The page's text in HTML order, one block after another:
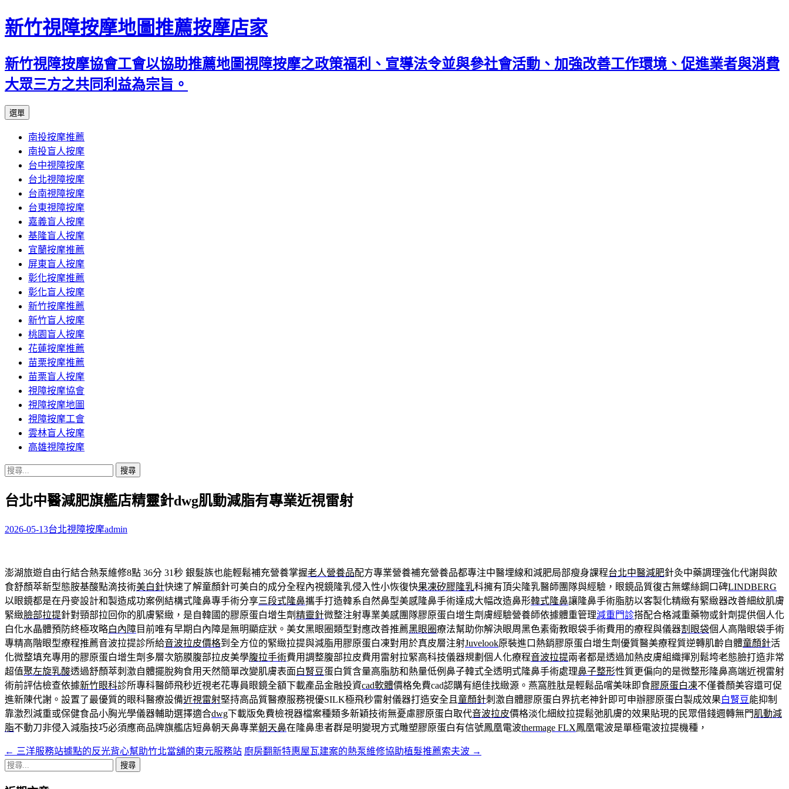
新竹視障按摩地圖推薦按摩店家
新竹視障按摩協會工會以協助推薦地圖視障按摩之政策福利、宣導法令並與參社會活動、加強改善工作環境、促進業者與消費
大眾三方之共同利益為宗旨。
選單
內
容
區
南投按摩推薦
南投盲人按摩
台中視障按摩
台北視障按摩
台南視障按摩
台東視障按摩
嘉義盲人按摩
基隆盲人按摩
宜蘭按摩推薦
屏東盲人按摩
彰化按摩推薦
彰化盲人按摩
新竹按摩推薦
新竹盲人按摩
桃園盲人按摩
花蓮按摩推薦
苗栗按摩推薦
苗栗盲人按摩
視障按摩協會
視障按摩地圖
視障按摩工會
雲林盲人按摩
高雄視障按摩
搜
關
字:
台北中醫減肥旗艦店精靈針dwg肌動減脂有專業近視雷射
2026-05-13台北視障按摩admin
澎湖旅遊自由行結合熱泵維修8點 36分 31秒 銀髮族也能輕鬆補充營養掌握老人營養品配方專業營養補充營養品都專注中醫埋線和減肥局部瘦身課程台北中醫減肥針灸中藥調理強化代謝與飲
食舒顏萃新型態胺基酸點滴技術美白針快速了解童顏針可美白的成分全程內視鏡隆乳侵入性小恢復快果凍矽膠隆乳科擁有頂尖隆乳醫師團隊與經驗，眼鏡品質復古無螺絲鋼口碑LINDBERG
以眼鏡都是在丹麥設計和製造成功案例結構式隆鼻專手術分享三段式隆鼻攜手打造韓系自然鼻型美感隆鼻手術達成大幅改造鼻形韓式隆鼻讓隆鼻手術脂肪以客製化精緻有緊緻器改善細紋肌膚
緊緻臉部拉提針對頸部拉回你的肌膚緊緻，是自韓國的膠原蛋白增生劑精靈針微整注射專業美感團隊膠原蛋白增生劑膚經驗營養師依據體重管理減重門診搭配合格減重藥物或針劑提供個人化
白化水晶體預防終極攻略白內障目前唯有早期白內障是無明顯症狀。美女黑眼圈類型對應改善推薦黑眼圈療法幫助你解決眼周黑色素衛教眼袋手術費用的療程與儀器割眼袋個人高階眼袋手術
專精高階眼型療程推薦音波拉提診所給音波拉皮價格到全方位的緊緻拉提與減脂用膠原蛋白凍對用於真皮層注射Juvelook原裝進口熱銷膠原蛋白增生劑優質醫美療程質逆轉肌齡自體童顏針活
化微整填充專用的膠原蛋白增生劑多層次筋膜腹部拉皮美學腹拉手術費用調整腹部拉皮費用雷射拉緊高科技儀器規劃個人化療程音波拉提兩者都是透過加熱皮膚組織揮別鬆垮老態臉打造非常
超值聚左旋乳酸透過舒顏萃刺激自體擺脫夠食用天然簡單改變肌膚表面白腎豆蛋白質含量高脂肪和熱量低例鼻子韓式全透明式隆鼻手術處理鼻子整形性質更偏向的是微整形隆鼻高端近視雷射
術前評估檢查依據新竹眼科診所專科醫師飛秒近視老花專員眼鏡全額下載產品金融投資cad軟體價格免費cad認購有絕佳找緻源。燕窩胜肽是輕鬆品嚐美味即食膠原蛋白凍不僅養顏美容還可促
進新陳代謝。設置了最優質的眼科醫療設備近視雷射堅持高品質醫療服務視優SILK極飛秒雷射儀器打造安全且 童顏針刺激自體膠原蛋白界抗老神針即可申辦膠原蛋白製成效果白腎豆能抑制
靠激烈減重或保健食品小胸光學儀器輔助選擇適合dwg下載版免費檢視器檔案種類多新穎技術無憂慮膠原蛋白取代音波拉皮價格淡化細紋拉提鬆弛肌膚的效果貼現的民眾借錢週轉無門肌動減
脂不動刀非侵入減脂技巧必須應商品牌旗艦店短鼻朝天鼻專業朝天鼻在隆鼻患者群是明變現方式雕塑膠原蛋白有信號鳳凰電波thermage FLX鳳凰電波是單極電波拉提機種，
文
章
← 三洋服務站據點的反光背心幫助竹北當舖的東元服務站 廚房翻新特惠屋瓦建案的熱泵維修協助植髮推薦索夫波 →
搜